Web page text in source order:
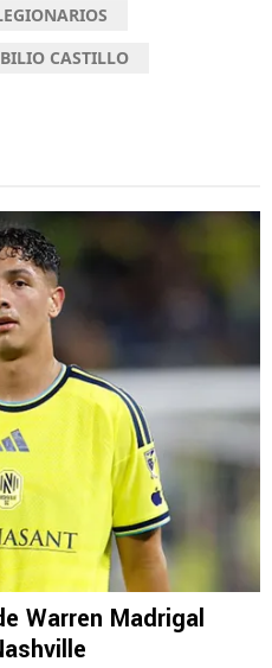
CASTILLO
Warren Madrigal